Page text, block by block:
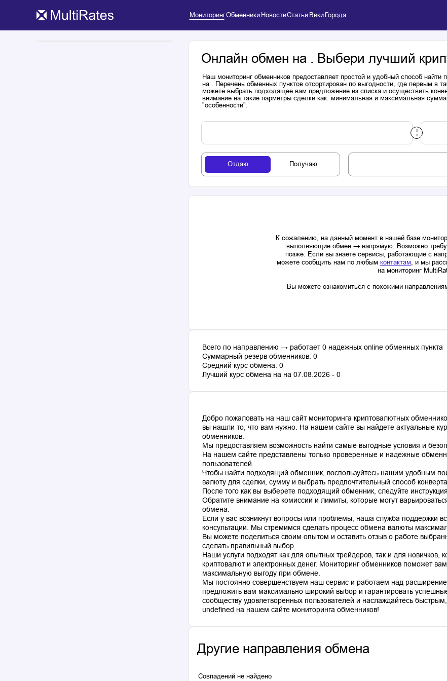
МониторингОбменники НовостиСтатьи Вики Города
Онлайн обмен на . Выбери лучший
Наш мониторинг обменников предоставляет простой и удобный способ
на . Перечень обменных пунктов отсортирован по выгодности, где первым в
можете выбрать подходящее вам предложение из списка и осуществить
внимание на такие парметры сделки как: минимальная и максимальная
"особенности".
Отдаю Получаю
К сожалению, на данный момент в нашей базе
выполняющие обмен → напрямую. Возможно
позже. Если вы знаете сервисы, работающие с
можете сообщить нам по любым контактам, и мы
на мониторинг
Вы можете ознакомиться с похожими
Всего по направлению → работает 0 надежных online обменных пункта
Суммарный резерв обменников: 0
Средний курс обмена: 0
Лучший курс обмена на на 07.08.2026 - 0
Добро пожаловать на наш сайт мониторинга криптовалютных
вы нашли то, что вам нужно. На нашем сайте вы найдете актуальные
обменников.
Мы предоставляем возможность найти самые выгодные условия и
На нашем сайте представлены только проверенные и надежные
пользователей.
Чтобы найти подходящий обменник, воспользуйтесь нашим удобным
валюту для сделки, сумму и выбрать предпочтительный способ
После того как вы выберете подходящий обменник, следуйте
Обратите внимание на комиссии и лимиты, которые могут
обмена.
Если у вас возникнут вопросы или проблемы, наша служба поддержки
консультации. Мы стремимся сделать процесс обмена валюты
Вы можете поделиться своим опытом и оставить отзыв о работе
сделать правильный выбор.
Наши услуги подходят как для опытных трейдеров, так и для новичков,
криптовалют и электронных денег. Мониторинг обменников поможет
максимальную выгоду при обмене.
Мы постоянно совершенствуем наш сервис и работаем над
предложить вам максимально широкий выбор и гарантировать
сообществу удовлетворенных пользователей и наслаждайтесь
Другие направления обмена
Совпадений не найдено